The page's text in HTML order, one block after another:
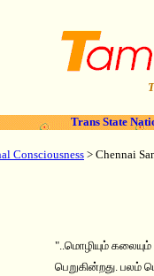
Trans State
Consciousness > Chennai
"..மொழியும்
பெறுகின்றது. பலம்